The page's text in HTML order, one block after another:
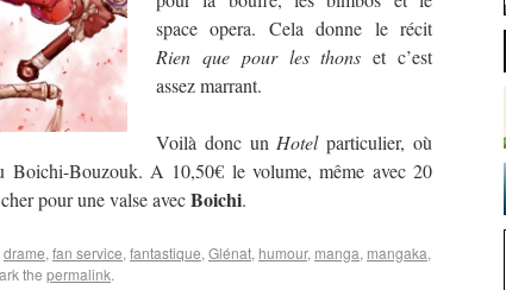
space opera. Cela donne le récit
Rien que pour les thons et c’est
assez marrant.
Voilà donc un Hotelparticulier, où
Boichi-Bouzouk. A 10,50€ le volume, même avec 20
pour une valse avecBoichi.
drame, fan service, fantastique, Glénat, humour, manga, mangaka,
the permalink.